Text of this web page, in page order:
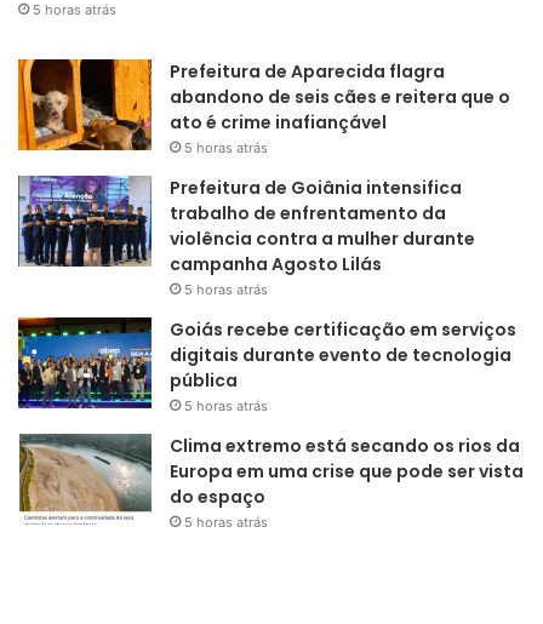
5 horas atrás
Prefeitura de Aparecida flagra
abandono de seis cães e reitera que o
ato é crime inafiançável
5 horas atrás
Prefeitura de Goiânia intensifica
trabalho de enfrentamento da
violência contra a mulher durante
campanha Agosto Lilás
5 horas atrás
Goiás recebe certificação em serviços
digitais durante evento de tecnologia
pública
5 horas atrás
Clima extremo está secando os rios da
Europa em uma crise que pode ser vista
do espaço
5 horas atrás